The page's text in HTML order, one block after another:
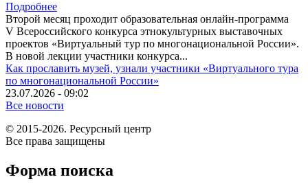
Подробнее
Второй месяц проходит образовательная онлайн-программа
V Всероссийского конкурса этнокультурных выставочных
проектов «Виртуальный тур по многонациональной России».
В новой лекции участники конкурса...
Как прославить музей, узнали участники «Виртуального тура
по многонациональной России»
23.07.2026 - 09:02
Все новости
© 2015-2026. Ресурсный центр
Все права защищены
Форма поиска